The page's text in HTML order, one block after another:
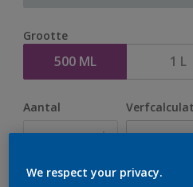
Grootte
500 ML 1 L
Aantal
We respect your privacy.